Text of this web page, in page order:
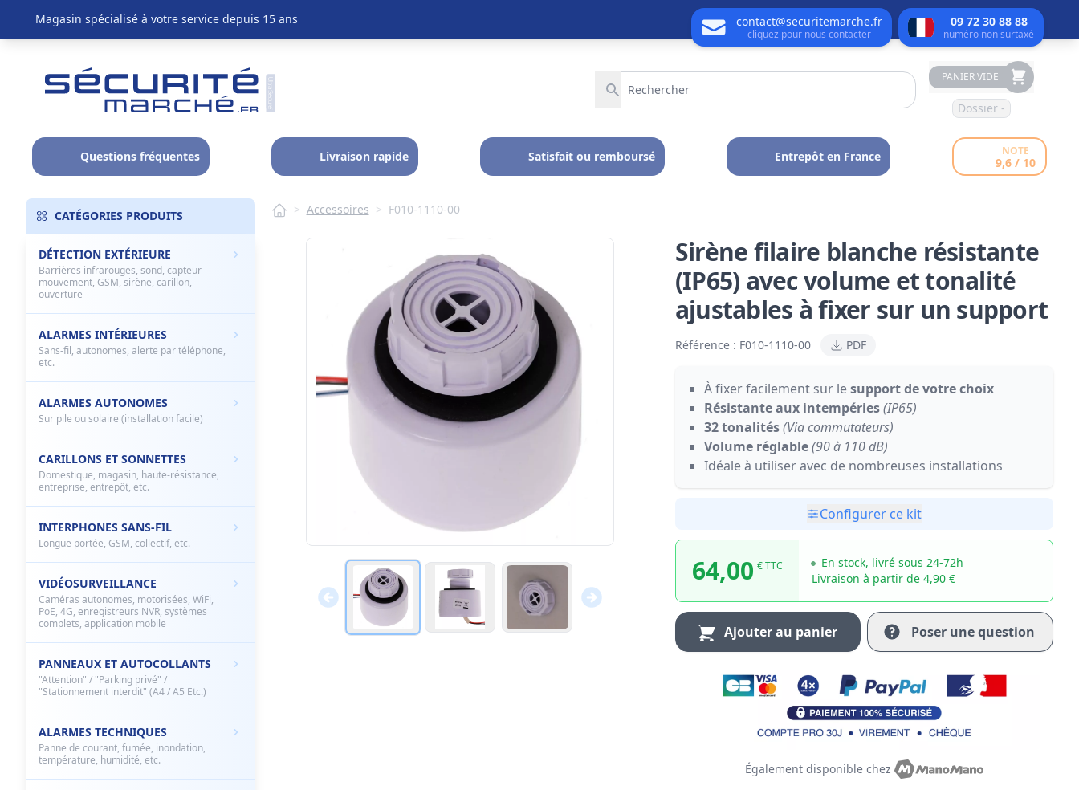
Magasin spécialisé à votre service depuis 15 ans contact@securitemarche.fr
cliquez pour nous contacter
09 72 30 88 88
numéro non surtaxé
PANIER VIDE
Dossier -
Questions fréquentes Livraison rapide Satisfait ou remboursé Entrepôt en France NOTE
9,6 / 10
CATÉGORIES PRODUITS
DÉTECTION EXTÉRIEURE
Barrières infrarouges, sond, capteur
mouvement, GSM, sirène, carillon,
ouverture
ALARMES INTÉRIEURES
Sans-fil, autonomes, alerte par téléphone,
etc.
ALARMES AUTONOMES
Sur pile ou solaire (installation facile)
CARILLONS ET SONNETTES
Domestique, magasin, haute-résistance,
entreprise, entrepôt, etc.
INTERPHONES SANS-FIL
Longue portée, GSM, collectif, etc.
VIDÉOSURVEILLANCE
Caméras autonomes, motorisées, WiFi,
PoE, 4G, enregistreurs NVR, systèmes
complets, application mobile
PANNEAUX ET AUTOCOLLANTS
"Attention" / "Parking privé" /
"Stationnement interdit" (A4 / A5 Etc.)
ALARMES TECHNIQUES
Panne de courant, fumée, inondation,
température, humidité, etc.
> Accessoires > F010-1110-00
Sirène filaire blanche résistante
(IP65) avec volume et tonalité
ajustables à fixer sur un support
Référence : F010-1110-00 PDF
À fixer facilement sur lesupport de votre choix
Résistante aux intempéries(IP65)
32 tonalités(Via commutateurs)
Volume réglable(90 à 110 dB)
Idéale à utiliser avec de nombreuses installations
Configurer ce kit
64,00 € TTC
En stock, livré sous 24-72h
Livraison à partir de 4,90 €
Ajouter au panier Poser une question
Également disponible chez